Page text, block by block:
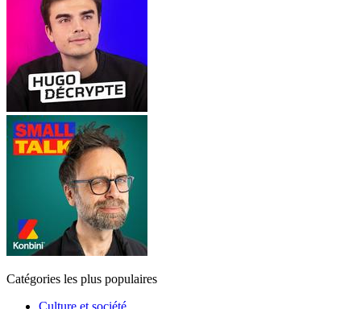
Catégories les plus populaires
Culture et société